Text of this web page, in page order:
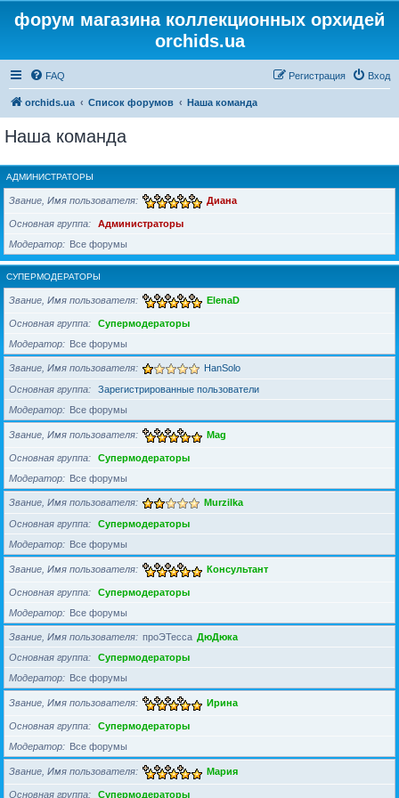
форум магазина коллекционных орхидей
orchids.ua
FAQ Вход
Регистрация
orchids.ua Список форумов Наша команда
Наша команда
АДМИНИСТРАТОРЫ
Звание, Имя пользователя Диана
Основная группа
Администраторы
Модератор
Все форумы
СУПЕРМОДЕРАТОРЫ
Звание, Имя пользователя ElenaD
Основная группа
Супермодераторы
Модератор
Все форумы
Звание, Имя пользователя HanSolo
Основная группа
Зарегистрированные пользователи
Модератор
Все форумы
Звание, Имя пользователя Mag
Основная группа
Супермодераторы
Модератор
Все форумы
Звание, Имя пользователя Murzilka
Основная группа
Супермодераторы
Модератор
Все форумы
Звание, Имя пользователя Консультант
Основная группа
Супермодераторы
Модератор
Все форумы
Звание, Имя пользователя проЭТесса ДюДюка
Основная группа
Супермодераторы
Модератор
Все форумы
Звание, Имя пользователя Ирина
Основная группа
Супермодераторы
Модератор
Все форумы
Звание, Имя пользователя Мария
Основная группа Супермодераторы